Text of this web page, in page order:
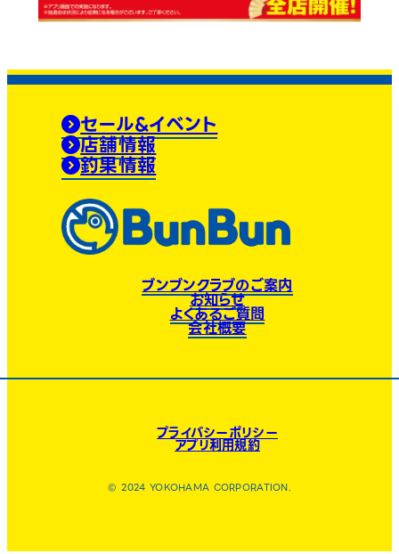
セール&イベント
店舗情報
釣果情報
ブンブンクラブのご案内
お知らせ
よくあるご質問
会社概要
プライバシーポリシー
アプリ利用規約
© 2024 YOKOHAMA CORPORATION.